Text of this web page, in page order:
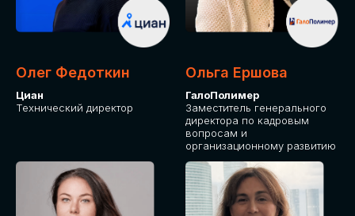
Олег Федоткин
Циан
Технический директор
Ольга Ершова
ГалоПолимер
Заместитель генерального
директора по кадровым
вопросам и
организационному развитию